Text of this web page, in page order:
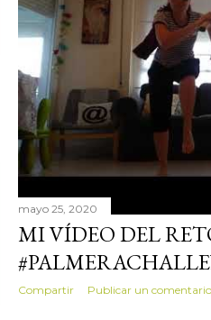
mayo 25, 2020
MI VÍDEO DEL
Compartir Publicar un comentario